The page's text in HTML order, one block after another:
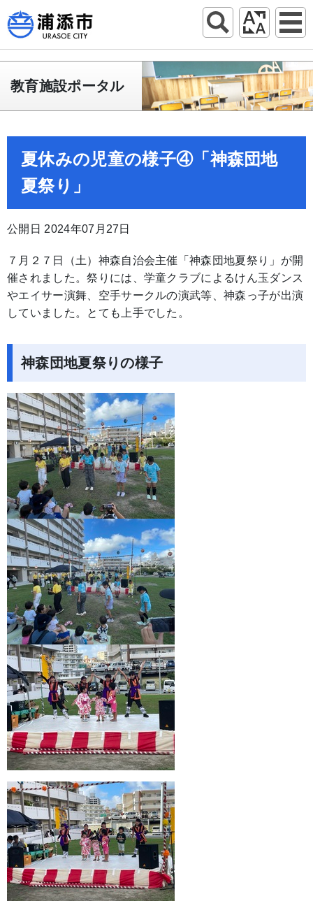
教育施設ポータル
夏休みの児童の様子④「神森団地
夏祭り」
公開日 2024年07月27日
７月２７日（土）神森自治会主催「神森団地夏祭り」が開
催されました。祭りには、学童クラブによるけん玉ダンス
やエイサー演舞、空手サークルの演武等、神森っ子が出演
していました。とても上手でした。
神森団地夏祭りの様子